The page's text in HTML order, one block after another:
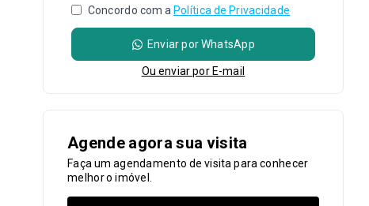
Concordo com a Política de Privacidade
Enviar por WhatsApp
Ou enviar por E-mail
Agende agora sua visita
Faça um agendamento de visita para conhecer
melhor o imóvel.